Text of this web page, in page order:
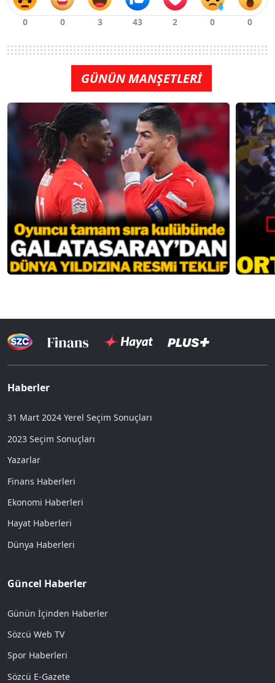
GÜNÜN MANŞETLERİ
Haberler
31 Mart 2024 Yerel Seçim Sonuçları
2023 Seçim Sonuçları
Yazarlar
Finans Haberleri
Ekonomi Haberleri
Hayat Haberleri
Dünya Haberleri
Güncel Haberler
Günün İçinden Haberler
Sözcü Web TV
Spor Haberleri
Sözcü E-Gazete